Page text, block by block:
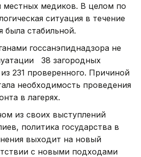
местных медиков. В целом по
ситуация в течение
была стабильной.
госсанэпиднадзора не
38 загородных
231 проверенного. Причиной
необходимость проведения
в лагерях.
из своих выступлений
политика государства в
выходит на новый
с новыми подходами